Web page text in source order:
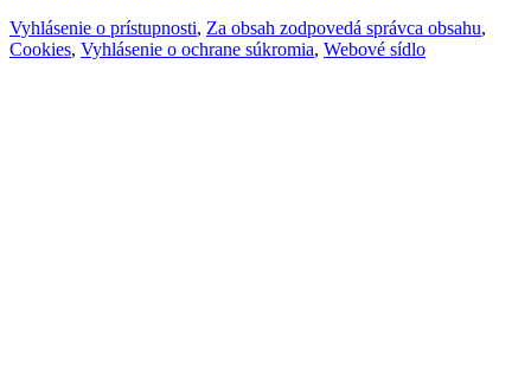
Vyhlásenie o prístupnosti, Za obsah zodpovedá správca obsahu,
Cookies, Vyhlásenie o ochrane súkromia, Webové sídlo